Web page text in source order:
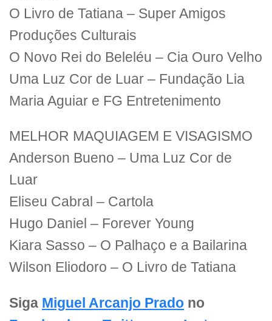
O Livro de Tatiana – Super Amigos
Produções Culturais
O Novo Rei do Beleléu – Cia Ouro Velho
Uma Luz Cor de Luar – Fundação Lia
Maria Aguiar e FG Entretenimento
MELHOR MAQUIAGEM E VISAGISMO
Anderson Bueno – Uma Luz Cor de
Luar
Eliseu Cabral – Cartola
Hugo Daniel – Forever Young
Kiara Sasso – O Palhaço e a Bailarina
Wilson Eliodoro – O Livro de Tatiana
Siga Miguel Arcanjo Prado no